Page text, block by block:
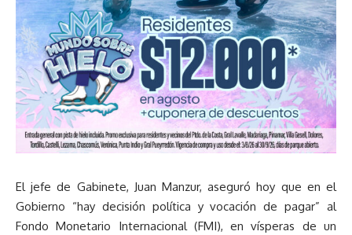
El jefe de Gabinete, Juan Manzur, aseguró hoy que en el
Gobierno “hay decisión política y vocación de pagar” al
Fondo Monetario Internacional (FMI), en vísperas de un